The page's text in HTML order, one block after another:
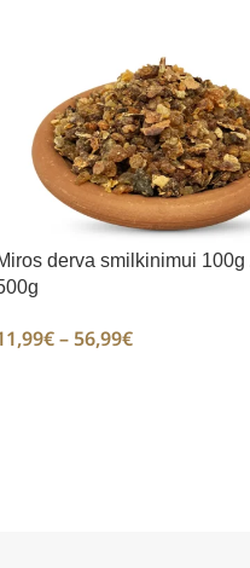
derva smilkinimui 100g
€–56,99€